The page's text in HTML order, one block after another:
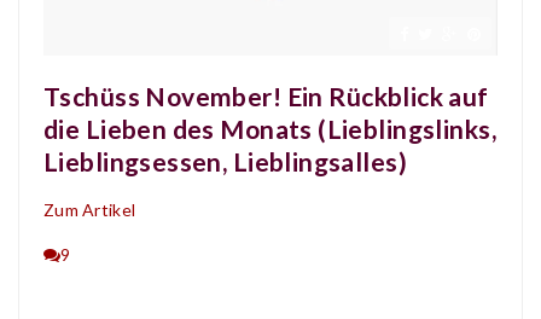
Tschüss November! Ein Rückblick auf
die Lieben des Monats (Lieblingslinks,
Lieblingsessen, Lieblingsalles)
Zum Artikel
9